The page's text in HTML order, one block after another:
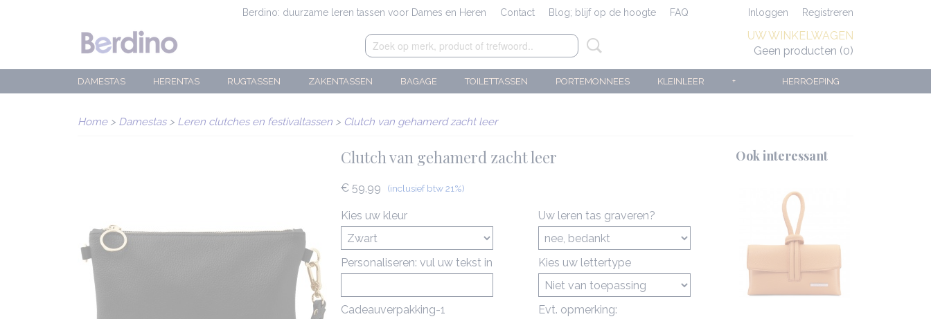
Berdino: duurzame leren tassen voor Dames en Heren Contact Blog; blijf op de hoogte FAQ Inloggen Registreren
UW WINKELWAGEN
Geen producten (0)
HERROEPING
DAMESTAS HERENTAS RUGTASSEN ZAKENTASSEN BAGAGE TOILETTASSEN PORTEMONNEES KLEINLEER +
Home> Damestas> Leren clutches en festivaltassen > Clutch van gehamerd zacht leer
Clutch van gehamerd zacht leer
€ 59,99 (inclusief btw 21%)
Kies uw kleur Uw leren tas graveren?
Personaliseren: vul uw tekst in Kies uw lettertype
Cadeauverpakking-1 Evt. opmerking:
Ook interessant